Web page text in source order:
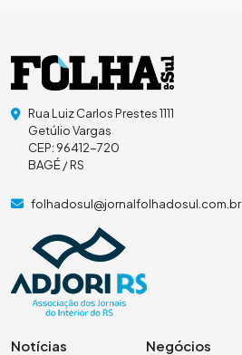
Rua Luiz Carlos Prestes 1111
Getúlio Vargas
CEP: 96412-720
BAGÉ / RS
folhadosul@jornalfolhadosul.com.br
Notícias Negócios